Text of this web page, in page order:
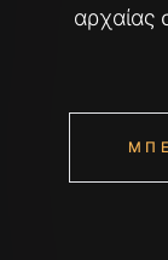
αρχαίας